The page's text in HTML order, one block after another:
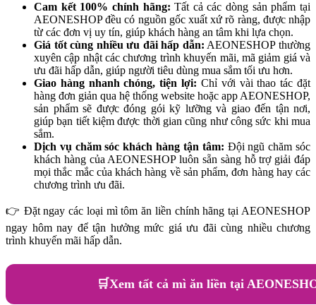
Cam kết 100% chính hãng:Tất cả các dòng sản phẩm tại
AEONESHOP đều có nguồn gốc xuất xứ rõ ràng, được nhập
từ các đơn vị uy tín, giúp khách hàng an tâm khi lựa chọn.
Giá tốt cùng nhiều ưu đãi hấp dẫn: AEONESHOP thường
xuyên cập nhật các chương trình khuyến mãi, mã giảm giá và
ưu đãi hấp dẫn, giúp người tiêu dùng mua sắm tối ưu hơn.
Giao hàng nhanh chóng, tiện lợi: Chỉ với vài thao tác đặt
hàng đơn giản qua hệ thống website hoặc app AEONESHOP,
sản phẩm sẽ được đóng gói kỹ lưỡng và giao đến tận nơi,
giúp bạn tiết kiệm được thời gian cũng như công sức khi mua
sắm.
Dịch vụ chăm sóc khách hàng tận tâm: Đội ngũ chăm sóc
khách hàng của AEONESHOP luôn sẵn sàng hỗ trợ giải đáp
mọi thắc mắc của khách hàng về sản phẩm, đơn hàng hay các
chương trình ưu đãi.
👉 Đặt ngay các loại mì tôm ăn liền chính hãng tại AEONESHOP
ngay hôm nay để tận hưởng mức giá ưu đãi cùng nhiều chương
trình khuyến mãi hấp dẫn.
🛒Xem tất cả mì ăn liền tại